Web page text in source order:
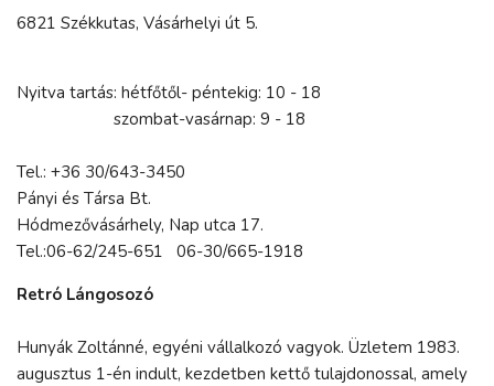
6821 Székkutas, Vásárhelyi út 5.
Nyitva tartás: hétfőtől- péntekig: 10 - 18
szombat-vasárnap: 9 - 18
Tel.: +36 30/643-3450
Pányi és Társa Bt.
Hódmezővásárhely, Nap utca 17.
Tel.:06-62/245-651 06-30/665-1918
Retró Lángosozó
Hunyák Zoltánné, egyéni vállalkozó vagyok. Üzletem 1983.
augusztus 1-én indult, kezdetben kettő tulajdonossal, amely